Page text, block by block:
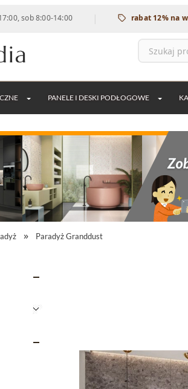
8:00-14:00 | rabat 12% na
PANELE I DESKI PODŁOGOWE
Paradyż Granddust